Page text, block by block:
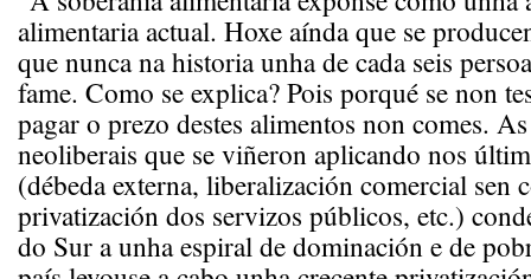
alimentaria actual. Hoxe aínda que se
que nunca na historia unha de cada seis
fame. Como se explica? Pois porqué se non
pagar o prezo destes alimentos non comes.
neoliberais que se viñeron aplicando nos
(débeda externa, liberalización comercial sen
privatización dos servizos públicos, etc.)
do Sur a unha espiral de dominación e de